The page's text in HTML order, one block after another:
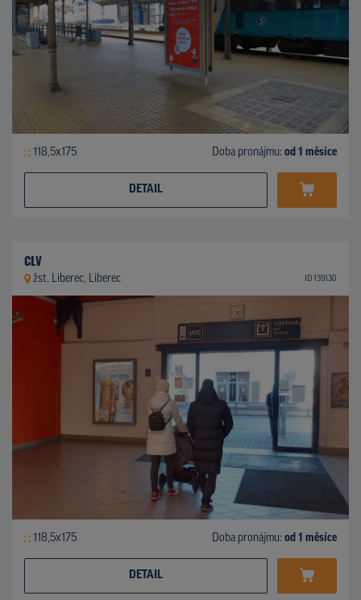
118,5x175 Doba pronájmu: od 1 měsíce
DETAIL
CLV
žst. Liberec, Liberec ID 139130
118,5x175 Doba pronájmu: od 1 měsíce
DETAIL